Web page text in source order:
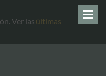
Ver las últimas